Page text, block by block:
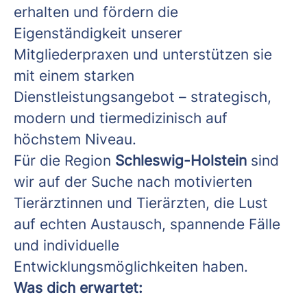
erhalten und fördern die
Eigenständigkeit unserer
Mitgliederpraxen und unterstützen sie
mit einem starken
Dienstleistungsangebot – strategisch,
modern und tiermedizinisch auf
höchstem Niveau.
Für die Region Schleswig-Holstein sind
wir auf der Suche nach motivierten
Tierärztinnen und Tierärzten, die Lust
auf echten Austausch, spannende Fälle
und individuelle
Entwicklungsmöglichkeiten haben.
Was dich erwartet: